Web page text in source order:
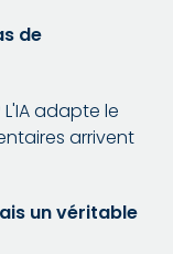
de
adapte le
arrivent
un véritable